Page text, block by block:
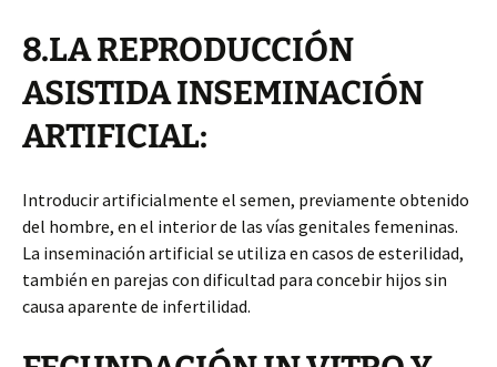
8.LA REPRODUCCIÓN
ASISTIDA INSEMINACIÓN
ARTIFICIAL:
Introducir artificialmente el semen, previamente obtenido
del hombre, en el interior de las vías genitales femeninas.
La inseminación artificial se utiliza en casos de esterilidad,
también en parejas con dificultad para concebir hijos sin
causa aparente de infertilidad.